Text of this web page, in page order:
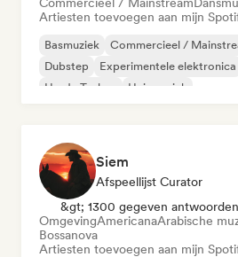
Artiesten toevoegen aan mijn
Basmuziek Commercieel /
Dubstep
Experimentele elektronica
Harde Techno
Huismuziek
Siem
Afspeellijst Curator
&gt; 1300 gegeven antwoorden
OmgevingAmericanaArabische
Bossanova
Artiesten toevoegen aan mijn